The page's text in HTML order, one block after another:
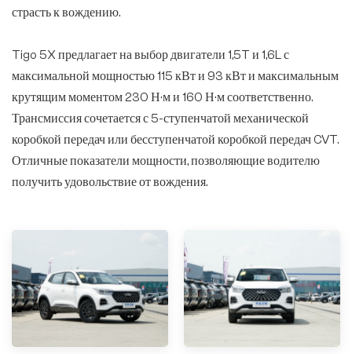
страсть к вождению.
Tigo 5X предлагает на выбор двигатели 1,5T и 1,6L с
максимальной мощностью 115 кВт и 93 кВт и максимальным
крутящим моментом 230 Н·м и 160 Н·м соответственно.
Трансмиссия сочетается с 5-ступенчатой механической
коробкой передач или бесступенчатой коробкой передач CVT.
Отличные показатели мощности, позволяющие водителю
получить удовольствие от вождения.